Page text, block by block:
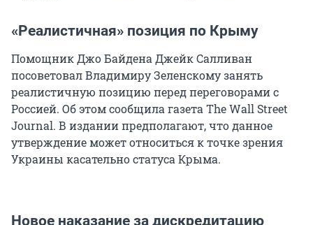
«Реалистичная» позиция по Крыму
Помощник Джо Байдена Джейк Салливан
посоветовал Владимиру Зеленскому занять
реалистичную позицию перед переговорами с
Россией. Об этом сообщила газета The Wall Street
Journal. В издании предполагают, что данное
утверждение может относиться к точке зрения
Украины касательно статуса Крыма.
Новое наказание за дискредитацию